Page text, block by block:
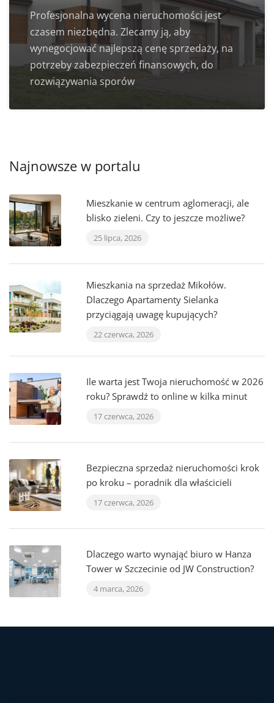
Profesjonalna wycena nieruchomości jest
czasem niezbędna. Zlecamy ją, aby
wynegocjować najlepszą cenę sprzedaży, na
potrzeby zabezpieczeń finansowych, do
rozwiązywania sporów
Najnowsze w portalu
Mieszkanie w centrum aglomeracji, ale
blisko zieleni. Czy to jeszcze możliwe?
25 lipca, 2026
Mieszkania na sprzedaż Mikołów.
Dlaczego Apartamenty Sielanka
przyciągają uwagę kupujących?
22 czerwca, 2026
Ile warta jest Twoja nieruchomość w 2026
roku? Sprawdź to online w kilka minut
17 czerwca, 2026
Bezpieczna sprzedaż nieruchomości krok
po kroku – poradnik dla właścicieli
17 czerwca, 2026
Dlaczego warto wynająć biuro w Hanza
Tower w Szczecinie od JW Construction?
4 marca, 2026